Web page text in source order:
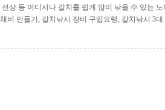
상 등 어디서나 갈치를 쉽게 많이 낚을 수 있는
비 만들기, 갈치낚시 장비 구입요령, 갈치낚시 3